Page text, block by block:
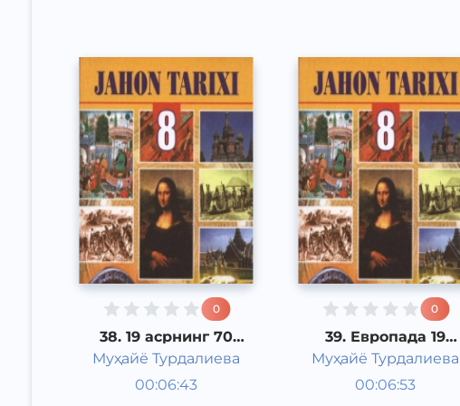
0
38. 19 асрнинг 70
йилларигача бўлган
даврда Африка
халқлари
Муҳайё Турдалиева
00:06:43
Жаҳон тарихи 8
0
39. Европада 19
асрнинг 70
йилларигача бўлган
даврда ижтимоий-
сиёсий таълимотлар
Муҳайё Турдалиева
00:06:53
Жаҳон тарихи 8